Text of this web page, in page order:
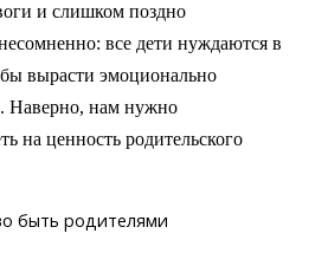
и слишком поздно
все дети нуждаются в
вырасти эмоционально
Наверно, нам нужно
на ценность родительского
быть родителями